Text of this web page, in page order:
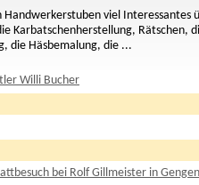
Handwerkerstuben viel Interessantes
Karbatschenherstellung, Rätschen,
die Häsbemalung, die ...
Willi Bucher
bei Rolf Gillmeister in